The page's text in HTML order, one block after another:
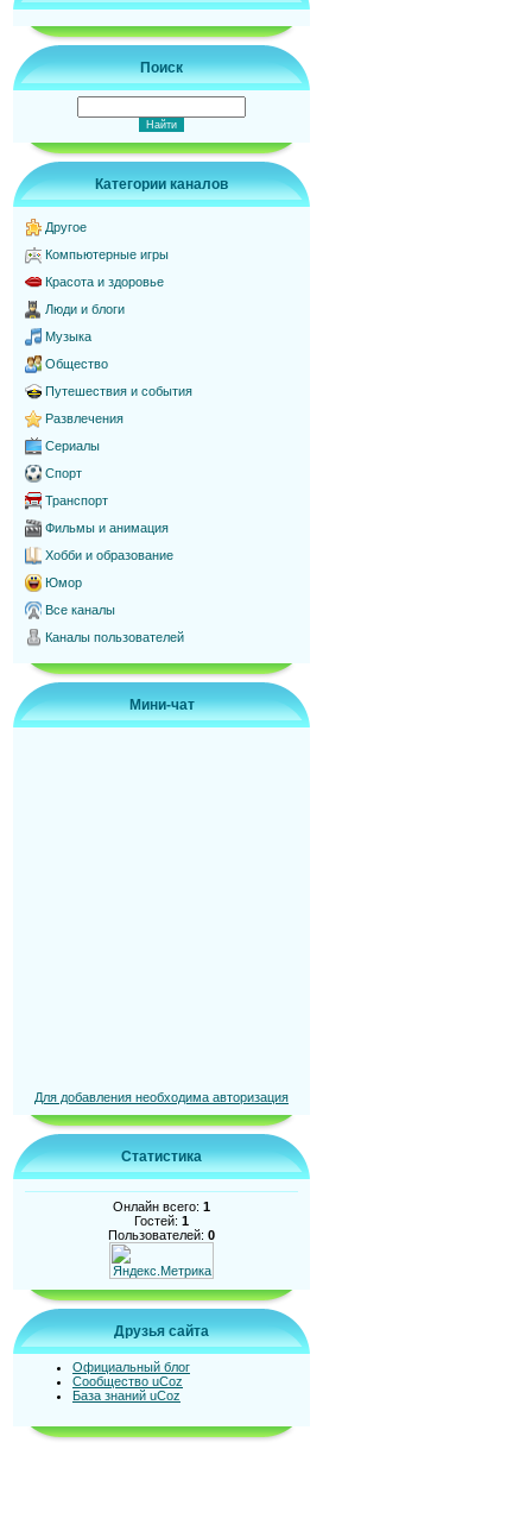
Поиск
Категории каналов
Другое
Компьютерные игры
Красота и здоровье
Люди и блоги
Музыка
Общество
Путешествия и события
Развлечения
Сериалы
Спорт
Транспорт
Фильмы и анимация
Хобби и образование
Юмор
Все каналы
Каналы пользователей
Мини-чат
Для добавления необходима авторизация
Статистика
Онлайн всего: 1
Гостей: 1
Пользователей: 0
Друзья сайта
Официальный блог
Сообщество uCoz
База знаний uCoz